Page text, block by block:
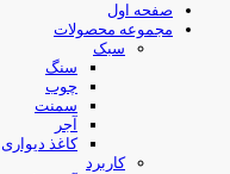
صفحه اول
مجموعه محصولات
سبک
سنگ
چوب
سمنت
آجر
کاغذ دیواری
کاربرد